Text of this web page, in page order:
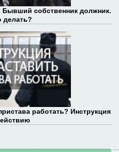
Бывший собственник должник.
делать?
работать? Инструкция